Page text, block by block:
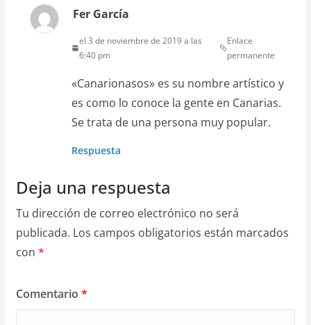
Fer García
el 3 de noviembre de 2019 a las
6:40 pm
Enlace
permanente
«Canarionasos» es su nombre artístico y
es como lo conoce la gente en Canarias.
Se trata de una persona muy popular.
Respuesta
Deja una respuesta
Tu dirección de correo electrónico no será
publicada. Los campos obligatorios están marcados
con *
Comentario *